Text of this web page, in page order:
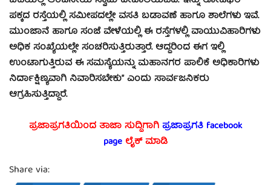
ಪಕ್ಕದ ರಸ್ತೆಯಲ್ಲಿ ಸಮೀಪದಲ್ಲೇ ವಸತಿ ಬಡಾವಣೆ ಹಾಗೂ ಶಾಲೆಗಳು ಇವೆ.
ಮುಂಜಾನೆ ಹಾಗೂ ಸಂಜೆ ವೇಳೆಯಲ್ಲಿ ಈ ರಸ್ತೆಗಳಲ್ಲಿ ವಾಯುವಿಹಾರಿಗಳು
ಅಧಿಕ ಸಂಖ್ಯೆಯಲ್ಲೇ ಸಂಚರಿಸುತ್ತಿರುತ್ತಾರೆ. ಆದ್ದರಿಂದ ಈಗ ಇಲ್ಲಿ
ಉಂಟಾಗುತ್ತಿರುವ ಈ ಸಮಸ್ಯೆಯನ್ನು ಮಹಾನಗರ ಪಾಲಿಕೆ ಅಧಿಕಾರಿಗಳು
ನಿರ್ದಾಕ್ಷಿಣ್ಯವಾಗಿ ನಿವಾರಿಸಬೇಕು’’ ಎಂದು ಸಾರ್ವಜನಿಕರು
ಆಗ್ರಹಿಸುತ್ತಿದ್ದಾರೆ.
ಪ್ರಜಾಪ್ರಗತಿಯಿಂದ ತಾಜಾ ಸುದ್ದಿಗಾಗಿಪ್ರಜಾಪ್ರಗತಿ facebook
page ಲೈಕ್ ಮಾಡಿ
Share via: